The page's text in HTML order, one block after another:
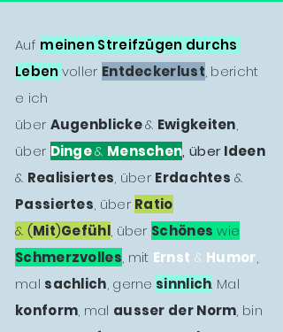
Auf meinen Streifzügen durchs
Lebenvoller Entdeckerlust, bericht
e ich
über Augenblicke& Ewigkeiten,
über Dinge& Menschen, überIdeen
& Realisiertes, über Erdachtes &
Passiertes, über Ratio
& (Mit)Gefühl, über Schönes wie
Schmerzvolles, mit Ernst & Humor,
mal sachlich, gerne sinnlich. Mal
konform, mal ausser der Norm, bin